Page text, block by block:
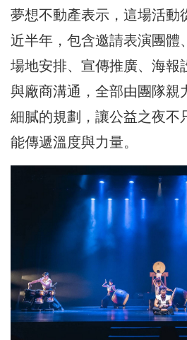
夢想不動產表示，這場活動
近半年，包含邀請表演團體
場地安排、宣傳推廣、海報
與廠商溝通，全部由團隊親
細膩的規劃，讓公益之夜不
能傳遞溫度與力量。